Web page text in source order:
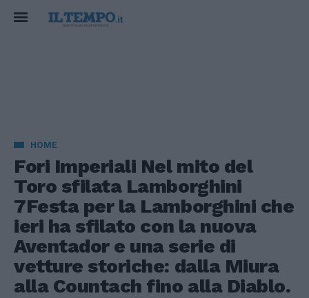
HOME
Fori Imperiali Nel mito del
Toro sfilata Lamborghini
7Festa per la Lamborghini che
ieri ha sfilato con la nuova
Aventador e una serie di
vetture storiche: dalla Miura
alla Countach fino alla Diablo.